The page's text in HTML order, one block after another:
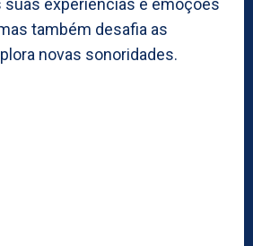
suas experiências e emoções
também desafia as
novas sonoridades.